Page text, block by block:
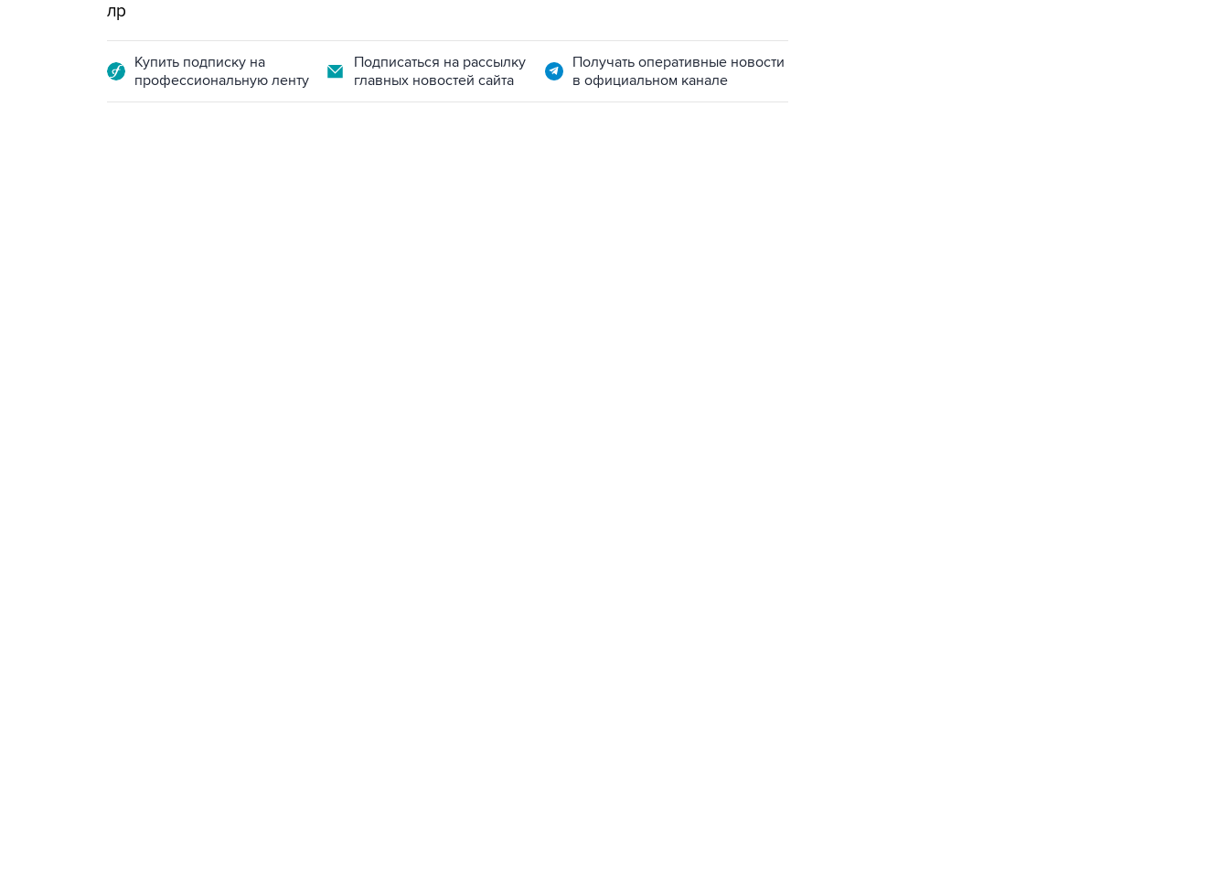
лр
Купить подписку на
профессиональную ленту
Подписаться на рассылку
главных новостей сайта
Получать оперативные новости
в официальном канале